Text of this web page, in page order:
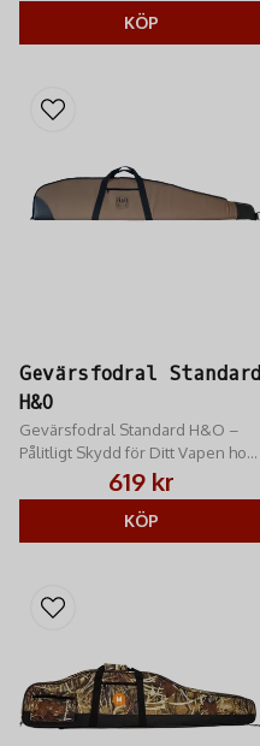
KÖP
Gevärsfodral Standard
H&O
Gevärsfodral Standard H&O –
Pålitligt Skydd för Ditt Vapen hos
619 kr
KÖP